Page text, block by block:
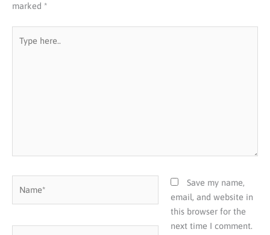
marked *
here..
Save my name,
email, and website in
this browser for the
next time I comment.